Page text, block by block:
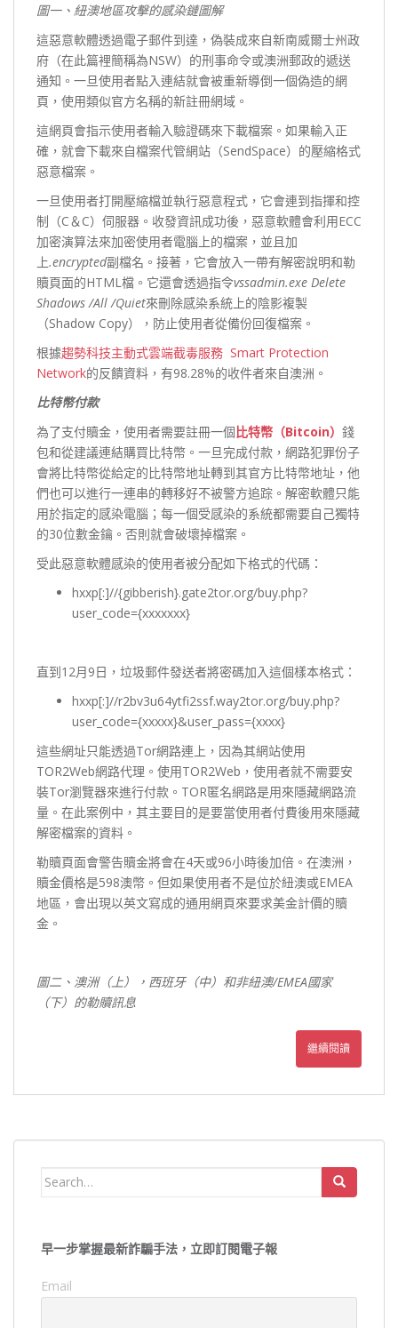
圖一、紐澳地區攻擊的感染鏈圖解
這惡意軟體透過電子郵件到達，偽裝成來自新南威爾士州政
府（在此篇裡簡稱為NSW）的刑事命令或澳洲郵政的遞送
通知。一旦使用者點入連結就會被重新導倒一個偽造的網
頁，使用類似官方名稱的新註冊網域。
這網頁會指示使用者輸入驗證碼來下載檔案。如果輸入正
確，就會下載來自檔案代管網站（SendSpace）的壓縮格式
惡意檔案。
一旦使用者打開壓縮檔並執行惡意程式，它會連到指揮和控
制（C＆C）伺服器。收發資訊成功後，惡意軟體會利用ECC
加密演算法來加密使用者電腦上的檔案，並且加
上.encrypted副檔名。接著，它會放入一帶有解密說明和勒
贖頁面的HTML檔。它還會透過指令vssadmin.exe Delete
Shadows /All /Quiet來刪除感染系統上的陰影複製
（Shadow Copy），防止使用者從備份回復檔案。
根據趨勢科技主動式雲端截毒服務 Smart Protection
Network的反饋資料，有98.28%的收件者來自澳洲。
比特幣付款
為了支付贖金，使用者需要註冊一個比特幣 （Bitcoin） 錢
包和從建議連結購買比特幣。一旦完成付款，網路犯罪份子
會將比特幣從給定的比特幣地址轉到其官方比特幣地址，他
們也可以進行一連串的轉移好不被警方追踪。解密軟體只能
用於指定的感染電腦；每一個受感染的系統都需要自己獨特
的30位數金鑰。否則就會破壞掉檔案。
受此惡意軟體感染的使用者被分配如下格式的代碼：
hxxp[:]//{gibberish}.gate2tor.org/buy.php?
user_code={xxxxxxx}
直到12月9日，垃圾郵件發送者將密碼加入這個樣本格式：
hxxp[:]//r2bv3u64ytfi2ssf.way2tor.org/buy.php?
user_code={xxxxx}&user_pass={xxxx}
這些網址只能透過Tor網路連上，因為其網站使用
TOR2Web網路代理。使用TOR2Web，使用者就不需要安
裝Tor瀏覽器來進行付款。TOR匿名網路是用來隱藏網路流
量。在此案例中，其主要目的是要當使用者付費後用來隱藏
解密檔案的資料。
勒贖頁面會警告贖金將會在4天或96小時後加倍。在澳洲，
贖金價格是598澳幣。但如果使用者不是位於紐澳或EMEA
地區，會出現以英文寫成的通用網頁來要求美金計價的贖
金。
圖二、澳洲（上），西班牙（中）和非紐澳/EMEA國家
（下）的勒贖訊息
繼續閱讀
Search
早一步掌握最新詐騙手法，立即訂閱電子報
Email